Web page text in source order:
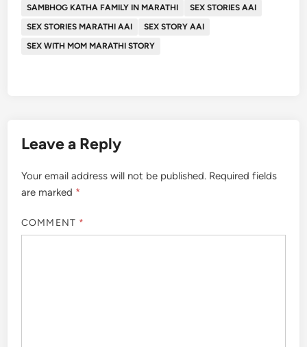
SAMBHOG KATHA FAMILY IN MARATHI
SEX STORIES AAI
SEX STORIES MARATHI AAI
SEX STORY AAI
SEX WITH MOM MARATHI STORY
Leave a Reply
Your email address will not be published. Required fields
are marked *
COMMENT *